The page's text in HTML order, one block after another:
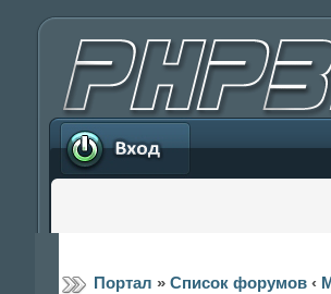
Вход
Портал » Список форумов ‹